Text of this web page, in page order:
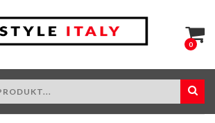
0